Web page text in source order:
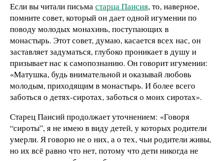
Если вы читали письмастарца Паисия, то, наверное,
помните совет, который он дает одной игумении по
поводу молодых монахинь, поступающих в
монастырь. Этот совет, думаю, касается всех нас, он
заставляет задуматься, глубоко проникает в душу и
призывает нас к самопознанию. Он говорит игумении:
«Матушка, будь внимательной и оказывай любовь
молодым, приходящим в монастырь. И более всего
заботься о детях-сиротах, заботься о моих сиротах».
Старец Паисий продолжает уточнением: «Говоря
“сироты”, я не имею в виду детей, у которых родители
умерли. Я говорю не о них, а о тех, чьи родители живы,
но их всё равно что нет, потому что дети никогда не